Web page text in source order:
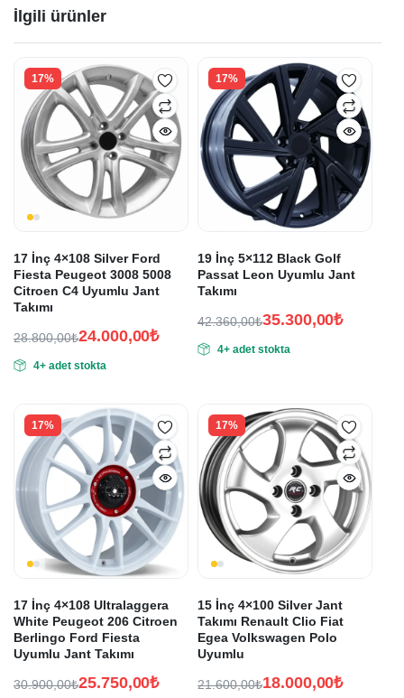
İlgili ürünler
17%
17 İnç 4×108 Silver Ford
Fiesta Peugeot 3008 5008
Citroen C4 Uyumlu Jant
Takımı
28.800,00₺
fiyat:
24.000,00₺
andaki
24.000,00₺.
4+ adet stokta
17%
19 İnç 5×112 Black Golf
Passat Leon Uyumlu Jant
Takımı
42.360,00₺
fiyat:
35.300,00₺
andaki
4+ adet stokta
17%
17 İnç 4×108 Ultralaggera
White Peugeot 206 Citroen
Berlingo Ford Fiesta
Uyumlu Jant Takımı
30.900,00₺25.750,00₺
17%
15 İnç 4×100 Silver Jant
Takımı Renault Clio Fiat
Egea Volkswagen Polo
Uyumlu
21.600,00₺18.000,00₺